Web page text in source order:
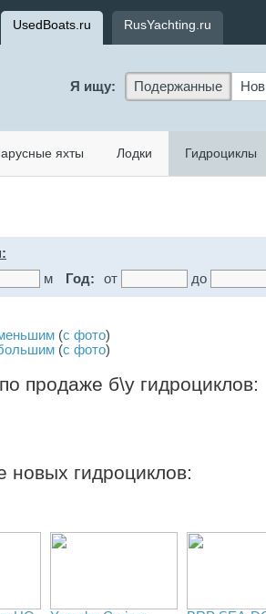
UsedBoats.ru RusYachting.ru
Я ищу: Подержанные
яхты Лодки Гидроциклы
м Год: от до
(с фото)
(с фото)
продаже б\у гидроциклов:
гидроциклов: